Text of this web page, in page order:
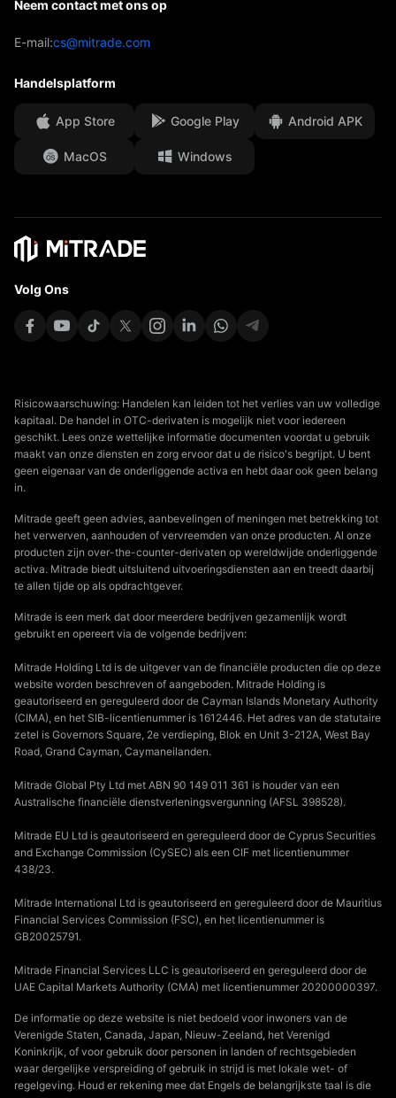
Neem contact met ons op
E-mail:cs@mitrade.com
Handelsplatform
App Store Google Play Android APK
MacOS Windows
Volg Ons
Risicowaarschuwing: Handelen kan leiden tot het verlies van uw volledige
kapitaal. De handel in OTC-derivaten is mogelijk niet voor iedereen
geschikt. Lees onze wettelijke informatie documenten voordat u gebruik
maakt van onze diensten en zorg ervoor dat u de risico's begrijpt. U bent
geen eigenaar van de onderliggende activa en hebt daar ook geen belang
in.
Mitrade geeft geen advies, aanbevelingen of meningen met betrekking tot
het verwerven, aanhouden of vervreemden van onze producten. Al onze
producten zijn over-the-counter-derivaten op wereldwijde onderliggende
activa. Mitrade biedt uitsluitend uitvoeringsdiensten aan en treedt daarbij
te allen tijde op als opdrachtgever.
Mitrade is een merk dat door meerdere bedrijven gezamenlijk wordt
gebruikt en opereert via de volgende bedrijven:
Mitrade Holding Ltd is de uitgever van de financiële producten die op deze
website worden beschreven of aangeboden. Mitrade Holding is
geautoriseerd en gereguleerd door de Cayman Islands Monetary Authority
(CIMA), en het SIB-licentienummer is 1612446. Het adres van de statutaire
zetel is Governors Square, 2e verdieping, Blok en Unit 3-212A, West Bay
Road, Grand Cayman, Caymaneilanden.
Mitrade Global Pty Ltd met ABN 90 149 011 361 is houder van een
Australische financiële dienstverleningsvergunning (AFSL 398528).
Mitrade EU Ltd is geautoriseerd en gereguleerd door de Cyprus Securities
and Exchange Commission (CySEC) als een CIF met licentienummer
438/23.
Mitrade International Ltd is geautoriseerd en gereguleerd door de Mauritius
Financial Services Commission (FSC), en het licentienummer is
GB20025791.
Mitrade Financial Services LLC is geautoriseerd en gereguleerd door de
UAE Capital Markets Authority (CMA) met licentienummer 20200000397.
De informatie op deze website is niet bedoeld voor inwoners van de
Verenigde Staten, Canada, Japan, Nieuw-Zeeland, het Verenigd
Koninkrijk, of voor gebruik door personen in landen of rechtsgebieden
waar dergelijke verspreiding of gebruik in strijd is met lokale wet- of
regelgeving. Houd er rekening mee dat Engels de belangrijkste taal is die